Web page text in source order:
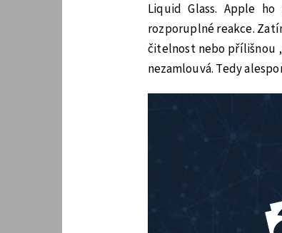
Liquid Glass. Apple
rozporuplné reakce.
čitelnost nebo přílišnou
nezamlouvá. Tedy